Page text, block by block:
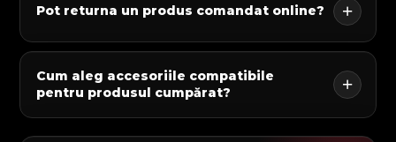
Pot returna un produs comandat online?
Cum aleg accesoriile compatibile
pentru produsul cumpărat?